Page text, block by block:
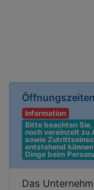
Öffnungszeiten
Information
Bitte beachten
noch vereinzelt zu
sowie
entstehend
Dinge beim
Das